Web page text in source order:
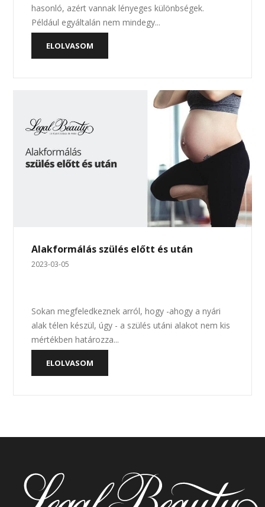
hasonló, azért vannak lényeges különbségek.
Például egyáltalán nem mindegy...
ELOLVASOM
Alakformálás szülés előtt és után
2023-03-05
Sokan megfeledkeznek arról, hogy -ahogy a nyári
alak télen készül, úgy - a szülés utáni alakot nem kis
mértékben határozza...
ELOLVASOM